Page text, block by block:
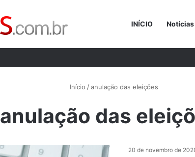
INÍCIO Notícias
Início / anulação das eleições
anulação das
20 de novembro de